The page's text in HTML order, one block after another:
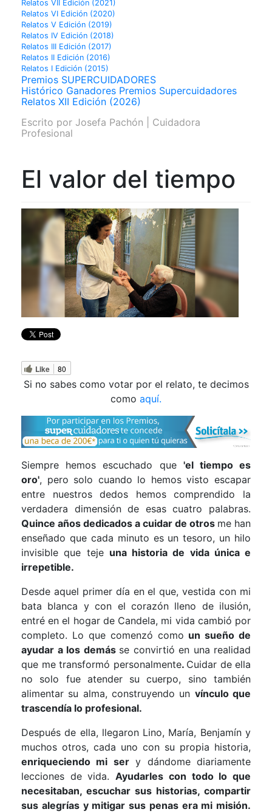
Relatos VII Edición (2021)
Relatos VI Edición (2020)
Relatos V Edición (2019)
Relatos IV Edición (2018)
Relatos III Edición (2017)
Relatos II Edición (2016)
Relatos I Edición (2015)
Premios SUPERCUIDADORES
Histórico Ganadores Premios Supercuidadores
Relatos XII Edición (2026)
Escrito por Josefa Pachón | Cuidadora
Profesional
El valor del tiempo
Like 80
Si no sabes como votar por el relato, te decimos
como aquí.
Siempre hemos escuchado que 'el tiempo es
oro', pero solo cuando lo hemos visto escapar
entre nuestros dedos hemos comprendido la
verdadera dimensión de esas cuatro palabras.
Quince años dedicados a cuidar de otros me han
enseñado que cada minuto es un tesoro, un hilo
invisible que teje una historia de vida única e
irrepetible.
Desde aquel primer día en el que, vestida con mi
bata blanca y con el corazón lleno de ilusión,
entré en el hogar de Candela, mi vida cambió por
completo. Lo que comenzó como un sueño de
ayudar a los demás se convirtió en una realidad
que me transformó personalmente. Cuidar de ella
no solo fue atender su cuerpo, sino también
alimentar su alma, construyendo un vínculo que
trascendía lo profesional.
Después de ella, llegaron Lino, María, Benjamín y
muchos otros, cada uno con su propia historia,
enriqueciendo mi sery dándome diariamente
lecciones de vida.Ayudarles con todo lo que
necesitaban, escuchar sus historias, compartir
sus alegrías y mitigar sus penas era mi misión.